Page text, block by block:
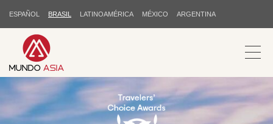
ESPAÑOL BRASIL LATINOAMÉRICA MÉXICO ARGENTINA